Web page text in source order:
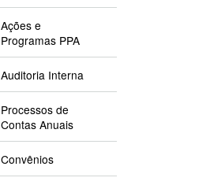
Ações e
Programas PPA
Auditoria Interna
Processos de
Contas Anuais
Convênios